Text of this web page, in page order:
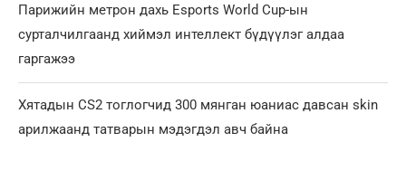
Парижийн метрон дахь Esports World Cup-ын
сурталчилгаанд хиймэл интеллект бүдүүлэг алдаа
гаргажээ
Хятадын CS2 тоглогчид 300 мянган юаниас давсан skin
арилжаанд татварын мэдэгдэл авч байна